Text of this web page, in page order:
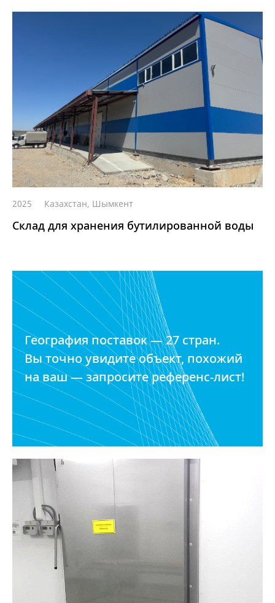
2025 Казахстан, Шымкент
Склад для хранения бутилированной воды
География поставок — 27 стран.
Вы точно увидите объект, похожий
на ваш — запросите референс-лист!